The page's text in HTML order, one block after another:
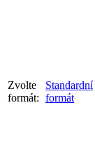
Zvolte
formát:
Standardní
formát